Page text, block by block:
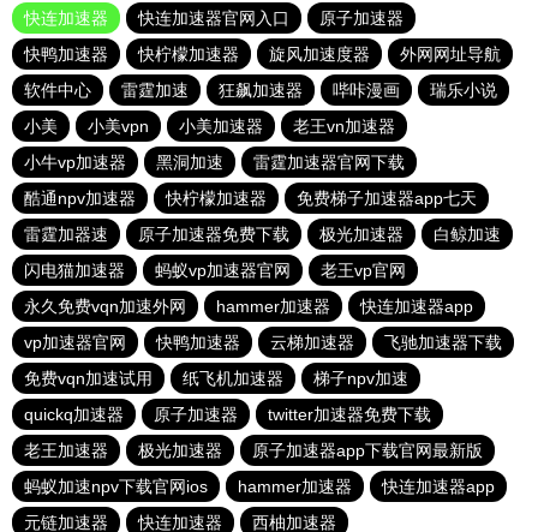
快连加速器
快连加速器官网入口
原子加速器
快鸭加速器
快柠檬加速器 旋风加速度器
外网网址导航
软件中心
雷霆加速 狂飙加速器 哔咔漫画
瑞乐小说
小美
小美vpn 小美加速器
老王vn加速器
小牛vp加速器
黑洞加速
雷霆加速器官网下载
酷通npv加速器
快柠檬加速器
免费梯子加速器app七天
雷霆加器速
原子加速器免费下载 极光加速器
白鲸加速
闪电猫加速器
蚂蚁vp加速器官网
老王vp官网
永久免费vqn加速外网
hammer加速器
快连加速器app
vp加速器官网
快鸭加速器 云梯加速器
飞驰加速器下载
免费vqn加速试用
纸飞机加速器
梯子npv加速
quickq加速器
原子加速器
twitter加速器免费下载
老王加速器
极光加速器
原子加速器app下载官网最新版
蚂蚁加速npv下载官网ios
hammer加速器
快连加速器app
元链加速器
快连加速器 西柚加速器